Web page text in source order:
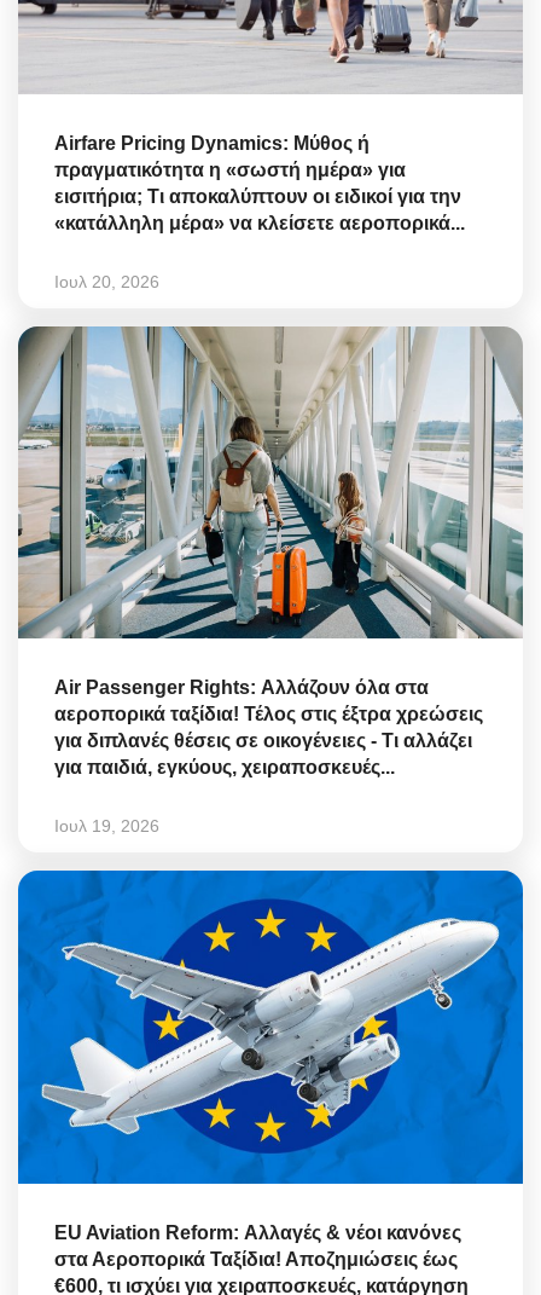
Airfare Pricing Dynamics: Μύθος ή
πραγματικότητα η «σωστή ημέρα» για
εισιτήρια; Τι αποκαλύπτουν οι ειδικοί για την
«κατάλληλη μέρα» να κλείσετε αεροπορικά...
Ιουλ 20, 2026
Air Passenger Rights: Αλλάζουν όλα στα
αεροπορικά ταξίδια! Τέλος στις έξτρα χρεώσεις
για διπλανές θέσεις σε οικογένειες - Τι αλλάζει
για παιδιά, εγκύους, χειραποσκευές...
Ιουλ 19, 2026
EU Aviation Reform: Αλλαγές & νέοι κανόνες
στα Αεροπορικά Ταξίδια! Αποζημιώσεις έως
€600, τι ισχύει για χειραποσκευές, κατάργηση